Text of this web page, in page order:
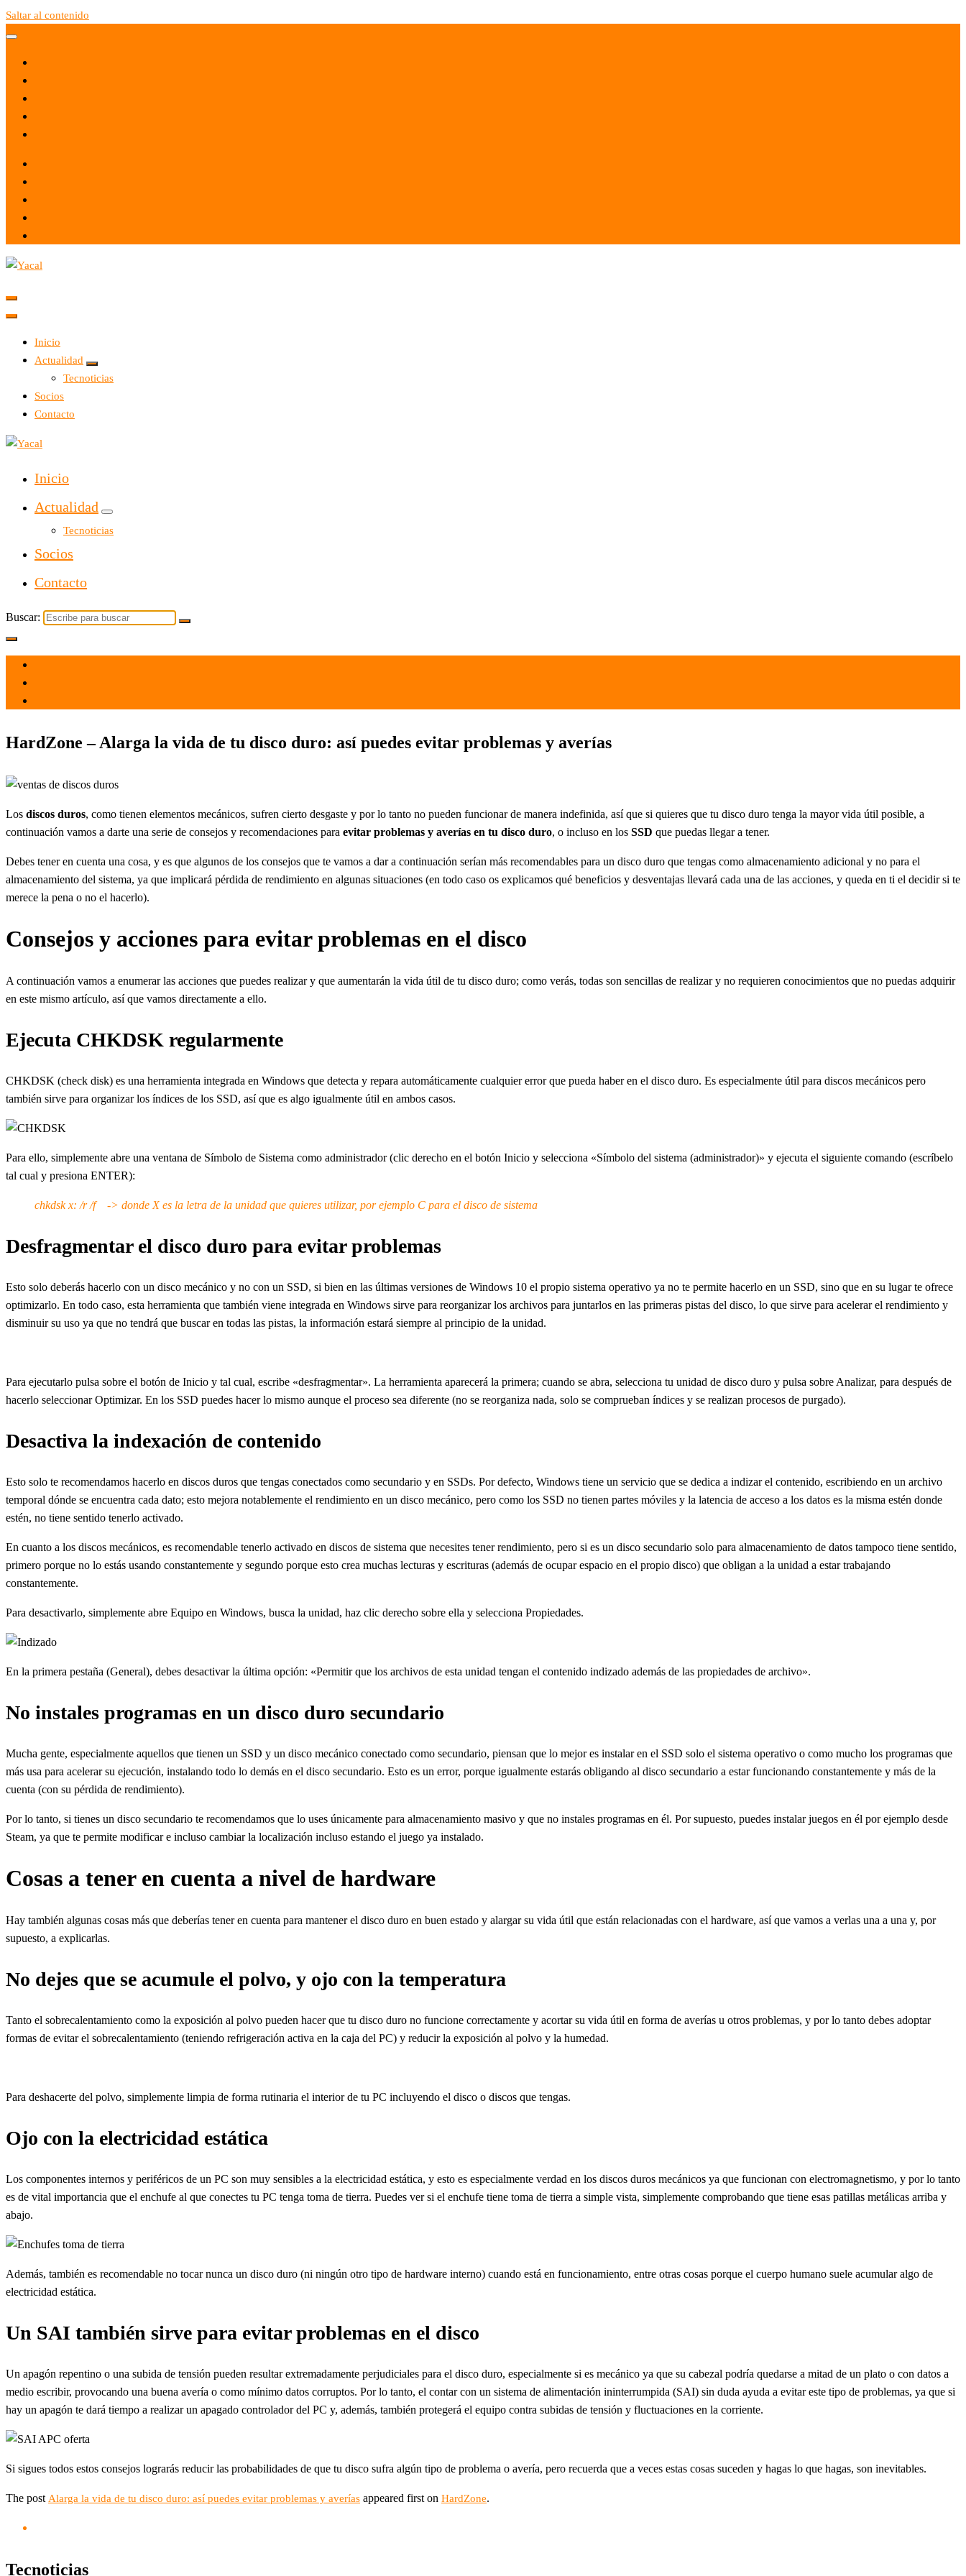
Saltar al contenido
Yacal micro hosting
Inicio
Actualidad
Tecnoticias
Socios
Contacto
Yacal micro hosting
Inicio
Actualidad
Tecnoticias
Socios
Contacto
Buscar:
HardZone – Alarga la vida de tu disco duro: así puedes evitar problemas y averías
Los discos duros, como tienen elementos mecánicos, sufren cierto desgaste y por lo tanto no pueden funcionar de manera indefinida, así que si quieres que tu disco duro tenga la mayor vida útil posible, a
continuación vamos a darte una serie de consejos y recomendaciones para evitar problemas y averías en tu disco duro, o incluso en los SSD que puedas llegar a tener.
Debes tener en cuenta una cosa, y es que algunos de los consejos que te vamos a dar a continuación serían más recomendables para un disco duro que tengas como almacenamiento adicional y no para el
almacenamiento del sistema, ya que implicará pérdida de rendimiento en algunas situaciones (en todo caso os explicamos qué beneficios y desventajas llevará cada una de las acciones, y queda en ti el decidir si te
merece la pena o no el hacerlo).
Consejos y acciones para evitar problemas en el disco
A continuación vamos a enumerar las acciones que puedes realizar y que aumentarán la vida útil de tu disco duro; como verás, todas son sencillas de realizar y no requieren conocimientos que no puedas adquirir
en este mismo artículo, así que vamos directamente a ello.
Ejecuta CHKDSK regularmente
CHKDSK (check disk) es una herramienta integrada en Windows que detecta y repara automáticamente cualquier error que pueda haber en el disco duro. Es especialmente útil para discos mecánicos pero
también sirve para organizar los índices de los SSD, así que es algo igualmente útil en ambos casos.
Para ello, simplemente abre una ventana de Símbolo de Sistema como administrador (clic derecho en el botón Inicio y selecciona «Símbolo del sistema (administrador)» y ejecuta el siguiente comando (escríbelo
tal cual y presiona ENTER):
chkdsk x: /r /f -> donde X es la letra de la unidad que quieres utilizar, por ejemplo C para el disco de sistema
Desfragmentar el disco duro para evitar problemas
Esto solo deberás hacerlo con un disco mecánico y no con un SSD, si bien en las últimas versiones de Windows 10 el propio sistema operativo ya no te permite hacerlo en un SSD, sino que en su lugar te ofrece
optimizarlo. En todo caso, esta herramienta que también viene integrada en Windows sirve para reorganizar los archivos para juntarlos en las primeras pistas del disco, lo que sirve para acelerar el rendimiento y
disminuir su uso ya que no tendrá que buscar en todas las pistas, la información estará siempre al principio de la unidad.
Para ejecutarlo pulsa sobre el botón de Inicio y tal cual, escribe «desfragmentar». La herramienta aparecerá la primera; cuando se abra, selecciona tu unidad de disco duro y pulsa sobre Analizar, para después de
hacerlo seleccionar Optimizar. En los SSD puedes hacer lo mismo aunque el proceso sea diferente (no se reorganiza nada, solo se comprueban índices y se realizan procesos de purgado).
Desactiva la indexación de contenido
Esto solo te recomendamos hacerlo en discos duros que tengas conectados como secundario y en SSDs. Por defecto, Windows tiene un servicio que se dedica a indizar el contenido, escribiendo en un archivo
temporal dónde se encuentra cada dato; esto mejora notablemente el rendimiento en un disco mecánico, pero como los SSD no tienen partes móviles y la latencia de acceso a los datos es la misma estén donde
estén, no tiene sentido tenerlo activado.
En cuanto a los discos mecánicos, es recomendable tenerlo activado en discos de sistema que necesites tener rendimiento, pero si es un disco secundario solo para almacenamiento de datos tampoco tiene sentido,
primero porque no lo estás usando constantemente y segundo porque esto crea muchas lecturas y escrituras (además de ocupar espacio en el propio disco) que obligan a la unidad a estar trabajando
constantemente.
Para desactivarlo, simplemente abre Equipo en Windows, busca la unidad, haz clic derecho sobre ella y selecciona Propiedades.
En la primera pestaña (General), debes desactivar la última opción: «Permitir que los archivos de esta unidad tengan el contenido indizado además de las propiedades de archivo».
No instales programas en un disco duro secundario
Mucha gente, especialmente aquellos que tienen un SSD y un disco mecánico conectado como secundario, piensan que lo mejor es instalar en el SSD solo el sistema operativo o como mucho los programas que
más usa para acelerar su ejecución, instalando todo lo demás en el disco secundario. Esto es un error, porque igualmente estarás obligando al disco secundario a estar funcionando constantemente y más de la
cuenta (con su pérdida de rendimiento).
Por lo tanto, si tienes un disco secundario te recomendamos que lo uses únicamente para almacenamiento masivo y que no instales programas en él. Por supuesto, puedes instalar juegos en él por ejemplo desde
Steam, ya que te permite modificar e incluso cambiar la localización incluso estando el juego ya instalado.
Cosas a tener en cuenta a nivel de hardware
Hay también algunas cosas más que deberías tener en cuenta para mantener el disco duro en buen estado y alargar su vida útil que están relacionadas con el hardware, así que vamos a verlas una a una y, por
supuesto, a explicarlas.
No dejes que se acumule el polvo, y ojo con la temperatura
Tanto el sobrecalentamiento como la exposición al polvo pueden hacer que tu disco duro no funcione correctamente y acortar su vida útil en forma de averías u otros problemas, y por lo tanto debes adoptar
formas de evitar el sobrecalentamiento (teniendo refrigeración activa en la caja del PC) y reducir la exposición al polvo y la humedad.
Para deshacerte del polvo, simplemente limpia de forma rutinaria el interior de tu PC incluyendo el disco o discos que tengas.
Ojo con la electricidad estática
Los componentes internos y periféricos de un PC son muy sensibles a la electricidad estática, y esto es especialmente verdad en los discos duros mecánicos ya que funcionan con electromagnetismo, y por lo tanto
es de vital importancia que el enchufe al que conectes tu PC tenga toma de tierra. Puedes ver si el enchufe tiene toma de tierra a simple vista, simplemente comprobando que tiene esas patillas metálicas arriba y
abajo.
Además, también es recomendable no tocar nunca un disco duro (ni ningún otro tipo de hardware interno) cuando está en funcionamiento, entre otras cosas porque el cuerpo humano suele acumular algo de
electricidad estática.
Un SAI también sirve para evitar problemas en el disco
Un apagón repentino o una subida de tensión pueden resultar extremadamente perjudiciales para el disco duro, especialmente si es mecánico ya que su cabezal podría quedarse a mitad de un plato o con datos a
medio escribir, provocando una buena avería o como mínimo datos corruptos. Por lo tanto, el contar con un sistema de alimentación ininterrumpida (SAI) sin duda ayuda a evitar este tipo de problemas, ya que si
hay un apagón te dará tiempo a realizar un apagado controlador del PC y, además, también protegerá el equipo contra subidas de tensión y fluctuaciones en la corriente.
Si sigues todos estos consejos lograrás reducir las probabilidades de que tu disco sufra algún tipo de problema o avería, pero recuerda que a veces estas cosas suceden y hagas lo que hagas, son inevitables.
The post Alarga la vida de tu disco duro: así puedes evitar problemas y averías appeared first on HardZone.
Tecnoticias